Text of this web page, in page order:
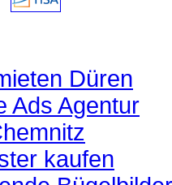
Düren
Ads Agentur
kaufen